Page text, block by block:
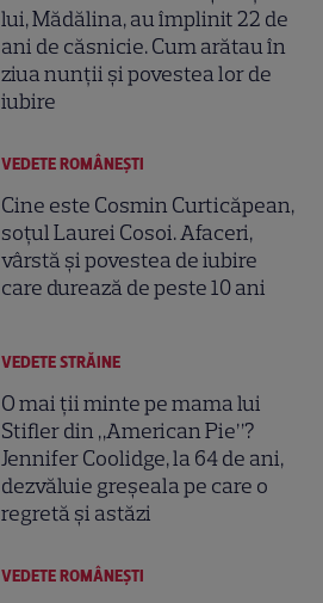
lui, Mădălina, au împlinit 22 de
ani de căsnicie. Cum arătau în
ziua nunții și povestea lor de
iubire
VEDETE ROMÂNEŞTI
Cine este Cosmin Curticăpean,
soțul Laurei Cosoi. Afaceri,
vârstă și povestea de iubire
care durează de peste 10 ani
VEDETE STRĂINE
O mai ții minte pe mama lui
Stifler din „American Pie”?
Jennifer Coolidge, la 64 de ani,
dezvăluie greșeala pe care o
regretă și astăzi
VEDETE ROMÂNEŞTI